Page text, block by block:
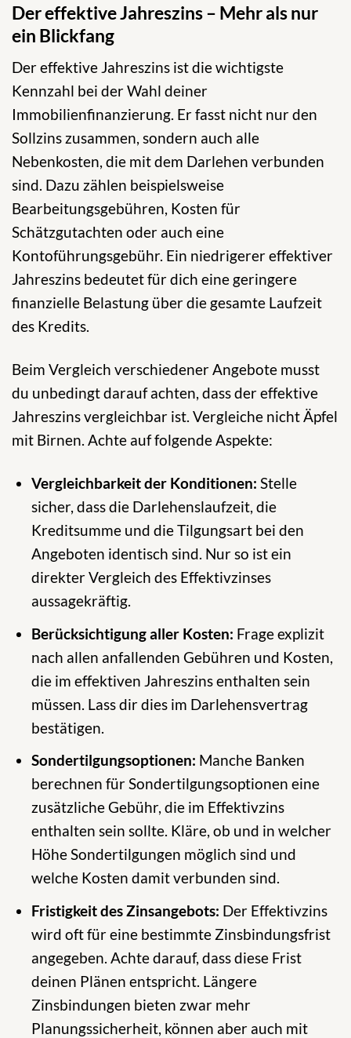
Der effektive Jahreszins – Mehr als nur
ein Blickfang
Der effektive Jahreszins ist die wichtigste
Kennzahl bei der Wahl deiner
Immobilienfinanzierung. Er fasst nicht nur den
Sollzins zusammen, sondern auch alle
Nebenkosten, die mit dem Darlehen verbunden
sind. Dazu zählen beispielsweise
Bearbeitungsgebühren, Kosten für
Schätzgutachten oder auch eine
Kontoführungsgebühr. Ein niedrigerer effektiver
Jahreszins bedeutet für dich eine geringere
finanzielle Belastung über die gesamte Laufzeit
des Kredits.
Beim Vergleich verschiedener Angebote musst
du unbedingt darauf achten, dass der effektive
Jahreszins vergleichbar ist. Vergleiche nicht Äpfel
mit Birnen. Achte auf folgende Aspekte:
Vergleichbarkeit der Konditionen: Stelle
sicher, dass die Darlehenslaufzeit, die
Kreditsumme und die Tilgungsart bei den
Angeboten identisch sind. Nur so ist ein
direkter Vergleich des Effektivzinses
aussagekräftig.
Berücksichtigung aller Kosten: Frage explizit
nach allen anfallenden Gebühren und Kosten,
die im effektiven Jahreszins enthalten sein
müssen. Lass dir dies im Darlehensvertrag
bestätigen.
Sondertilgungsoptionen: Manche Banken
berechnen für Sondertilgungsoptionen eine
zusätzliche Gebühr, die im Effektivzins
enthalten sein sollte. Kläre, ob und in welcher
Höhe Sondertilgungen möglich sind und
welche Kosten damit verbunden sind.
Fristigkeit des Zinsangebots: Der Effektivzins
wird oft für eine bestimmte Zinsbindungsfrist
angegeben. Achte darauf, dass diese Frist
deinen Plänen entspricht. Längere
Zinsbindungen bieten zwar mehr
Planungssicherheit, können aber auch mit